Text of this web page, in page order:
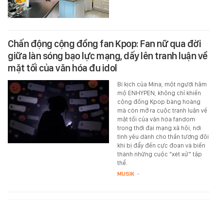
Chấn động cộng đồng fan Kpop: Fan nữ qua đời
giữa làn sóng bạo lực mạng, dấy lên tranh luận về
mặt tối của văn hóa đu idol
Bi kịch của Mina, một người hâm
mộ ENHYPEN, không chỉ khiến
cộng đồng Kpop bàng hoàng
mà còn mở ra cuộc tranh luận về
mặt tối của văn hóa fandom
trong thời đại mạng xã hội, nơi
tình yêu dành cho thần tượng đôi
khi bị đẩy đến cực đoan và biến
thành những cuộc "xét xử" tập
thể.
MUSIK -